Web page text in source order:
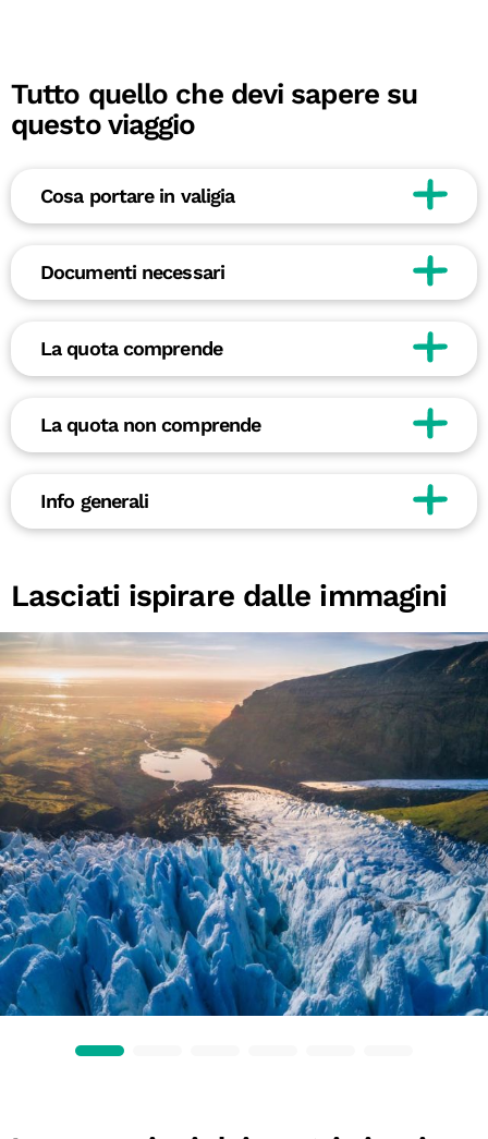
Tutto quello che devi sapere su
questo viaggio
Cosa portare in valigia
Documenti necessari
La quota comprende
La quota non comprende
Info generali
Lasciati ispirare dalle immagini